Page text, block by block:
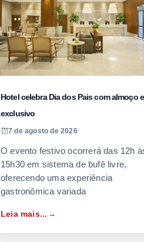
Hotel celebra Dia dos Pais com almoço
exclusivo
7 de agosto de 2026
O evento festivo ocorrerá das 12h
15h30 em sistema de bufê livre,
oferecendo uma experiência
gastronômica variada
Leia mais...